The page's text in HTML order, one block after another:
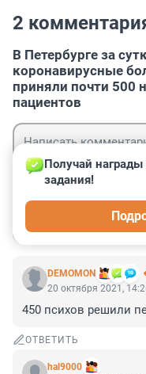
2
В Петербурге за
коронавирусные
приняли почти 500
пациентов
DEMOMON
Получай
задания!
20 октября 2021,
450 психов решили
ОТВЕТИТЬ
hal9000